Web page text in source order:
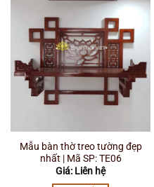
Mẫu bàn thờ treo tường đẹp
nhất | Mã SP: TE06
Giá: Liên hệ